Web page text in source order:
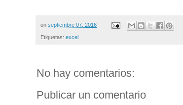
on septiembre 07, 2016
Etiquetas: excel
No hay comentarios:
Publicar un comentario